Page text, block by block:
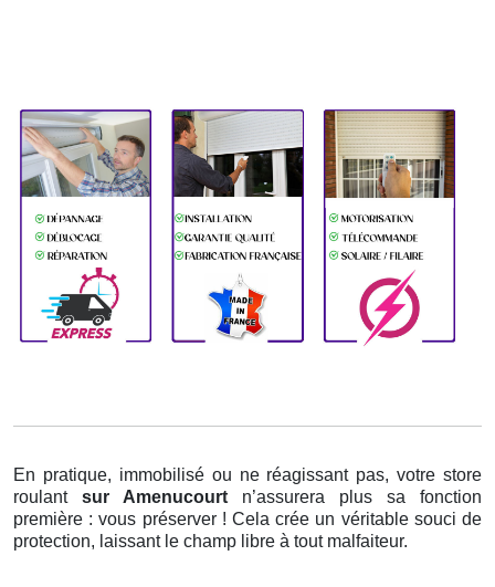
En pratique, immobilisé ou ne réagissant pas, votre store
roulant sur Amenucourt n’assurera plus sa fonction
première : vous préserver ! Cela crée un véritable souci de
protection, laissant le champ libre à tout malfaiteur.